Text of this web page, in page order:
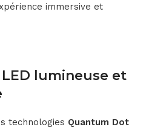
immersive et
lumineuse et
technologies Quantum Dot